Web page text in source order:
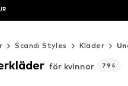
Scandi Styles Kläder
för kvinnor 794